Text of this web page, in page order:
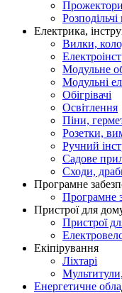
Прожектори
Електрика,
Вилки,
Модульне
Модульні
Обігрівачі
Освітлення
Піни,
Розетки,
Ручний
Садове
Сходи,
Програмне
Програмне
Пристрої для
Пристрої
Екіпірування
Ліхтарі
Енергетичне